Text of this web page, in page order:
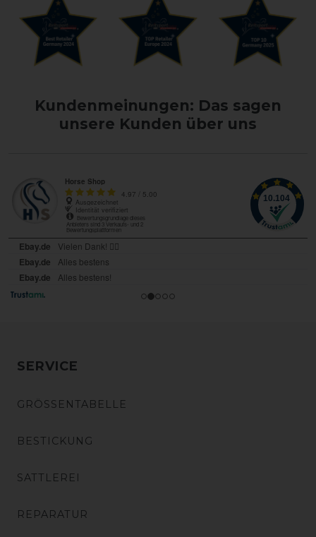
Kundenmeinungen: Das sagen
unsere Kunden über uns
SERVICE
GRÖSSENTABELLE
BESTICKUNG
SATTLEREI
REPARATUR